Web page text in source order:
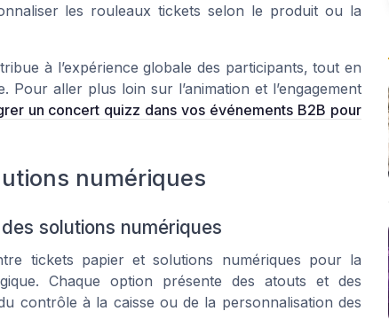
les rouleaux tickets selon le produit ou la
à l’expérience globale des participants, tout en
aller plus loin sur l’animation et l’engagement
un concert quizz dans vos événements B2B pour
numériques
solutions numériques
tickets papier et solutions numériques pour la
Chaque option présente des atouts et des
contrôle à la caisse ou de la personnalisation des